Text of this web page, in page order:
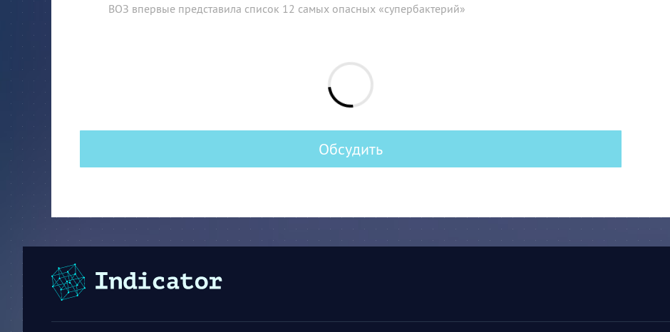
ВОЗ впервые представила список 12 самых опасных «супербактерий»
Обсудить